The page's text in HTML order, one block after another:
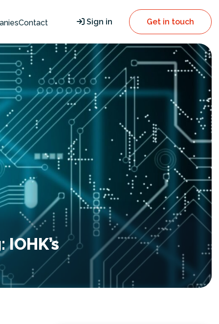
Contact Sign in Get in touch